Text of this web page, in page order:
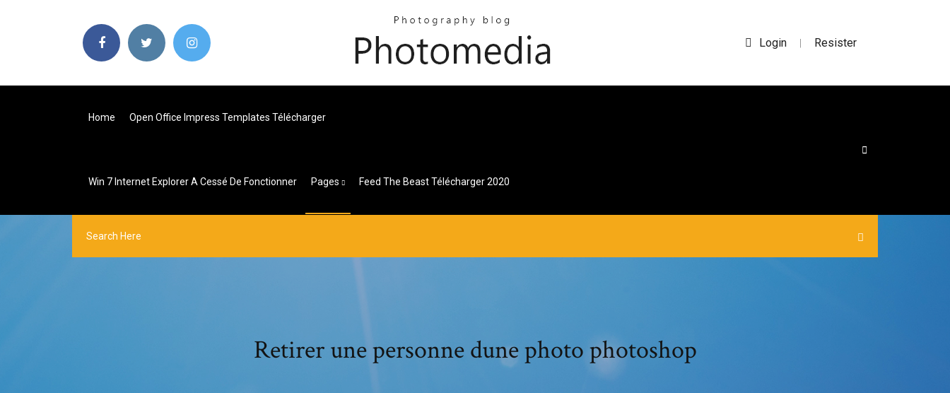
Login | Resister
Home Open Office Impress Templates Télécharger
Win 7 Internet Explorer A Cessé De Fonctionner Pages Feed The Beast Télécharger 2020
Retirer une personne dune photo photoshop